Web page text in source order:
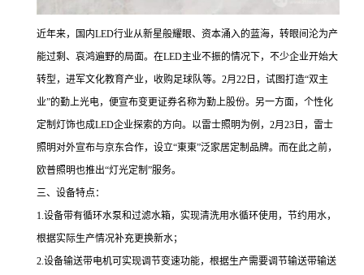
近年来，国内LED行业从新星般耀眼、资本涌入的蓝海，转眼间沦为产
能过剩、哀鸿遍野的局面。在LED主业不振的情况下，不少企业开始大
转型，进军文化教育产业，收购足球队等。2月22日，试图打造“双主
业”的勤上光电，便宣布变更证券名称为勤上股份。另一方面，个性化
定制灯饰也成LED企业探索的方向。以雷士照明为例，2月23日，雷士
照明对外宣布与京东合作，设立“東東”泛家居定制品牌。而在此之前，
欧普照明也推出“灯光定制”服务。
三、设备特点：
1.设备带有循环水泵和过滤水箱，实现清洗用水循环使用，节约用水，
根据实际生产情况补充更换新水；
2.设备输送带电机可实现调节变速功能，根据生产需要调节输送带输送